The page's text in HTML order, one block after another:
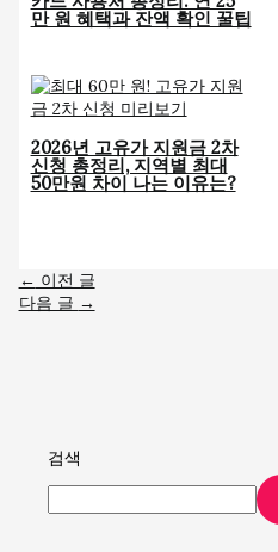
만 원 혜택과 잔액 확인 꿀팁
2026년 고유가 지원금 2차
신청 총정리, 지역별 최대
50만원 차이 나는 이유는?
← 이전 글
다음 글 →
검색